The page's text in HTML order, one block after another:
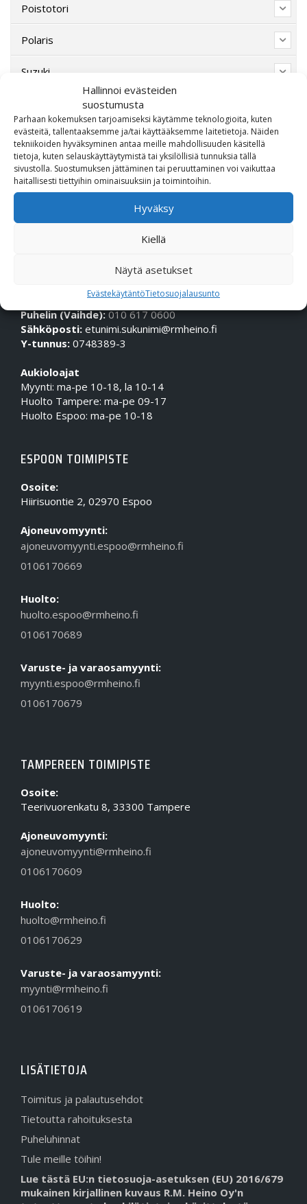
Hallinnoi evästeiden
suostumusta
Parhaan kokemuksen tarjoamiseksi käytämme teknologioita, kuten
evästeitä, tallentaaksemme ja/tai käyttääksemme laitetietoja. Näiden
tekniikoiden hyväksyminen antaa meille mahdollisuuden käsitellä
tietoja, kuten selauskäyttäytymistä tai yksilöllisiä tunnuksia tällä
sivustolla. Suostumuksen jättäminen tai peruuttaminen voi vaikuttaa
haitallisesti tiettyihin ominaisuuksiin ja toimintoihin.
Hyväksy
Kiellä
Näytä asetukset
EvästekäytäntöTietosuojalausunto
Poistotori
Polaris
Suzuki
Varaosat/Sekalaiset
OTA MEIHIN YHTEYTTÄ!
Puhelin (Vaihde): 010 617 0600
Sähköposti: etunimi.sukunimi@rmheino.fi
Y-tunnus: 0748389-3
Aukioloajat
Myynti: ma-pe 10-18, la 10-14
Huolto Tampere: ma-pe 09-17
Huolto Espoo: ma-pe 10-18
ESPOON TOIMIPISTE
Osoite:
Hiirisuontie 2, 02970 Espoo
Ajoneuvomyynti:
ajoneuvomyynti.espoo@rmheino.fi
0106170669
Huolto:
huolto.espoo@rmheino.fi
0106170689
Varuste- ja varaosamyynti:
myynti.espoo@rmheino.fi
0106170679
TAMPEREEN TOIMIPISTE
Osoite:
Teerivuorenkatu 8, 33300 Tampere
Ajoneuvomyynti:
ajoneuvomyynti@rmheino.fi
0106170609
Huolto:
huolto@rmheino.fi
0106170629
Varuste- ja varaosamyynti:
myynti@rmheino.fi
0106170619
LISÄTIETOJA
Toimitus ja palautusehdot
Tietoutta rahoituksesta
Puheluhinnat
Tule meille töihin!
Lue tästä EU:n tietosuoja-asetuksen (EU) 2016/679
mukainen kirjallinen kuvaus R.M. Heino Oy'n